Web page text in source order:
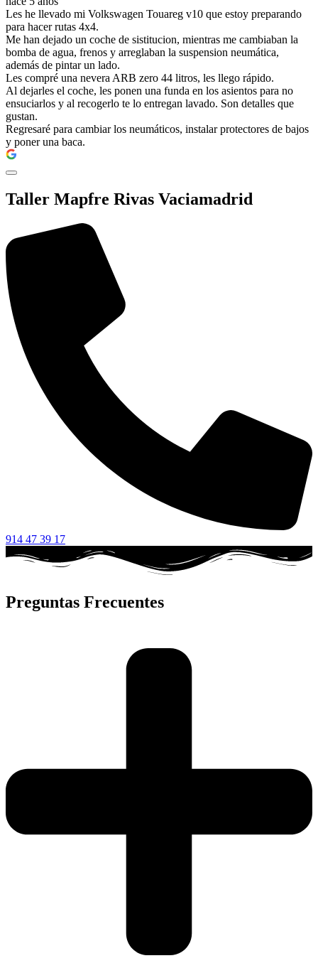
Les he llevado mi Volkswagen Touareg v10 que estoy preparando
para hacer rutas 4x4.
Me han dejado un coche de sistitucion, mientras me cambiaban la
bomba de agua, frenos y arreglaban la suspension neumática,
además de pintar un lado.
Les compré una nevera ARB zero 44 litros, les llego rápido.
Al dejarles el coche, les ponen una funda en los asientos para no
ensuciarlos y al recogerlo te lo entregan lavado. Son detalles que
gustan.
Regresaré para cambiar los neumáticos, instalar protectores de bajos
y poner una baca.
Taller Mapfre Rivas Vaciamadrid
914 47 39 17
Preguntas Frecuentes